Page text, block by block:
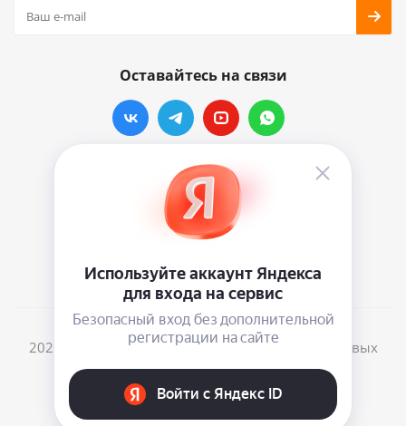
Оставайтесь на связи
Наши контакты
info@vinylmarkt.ru
2026 © Винилмаркт - интернет-магазин виниловых
пластинок